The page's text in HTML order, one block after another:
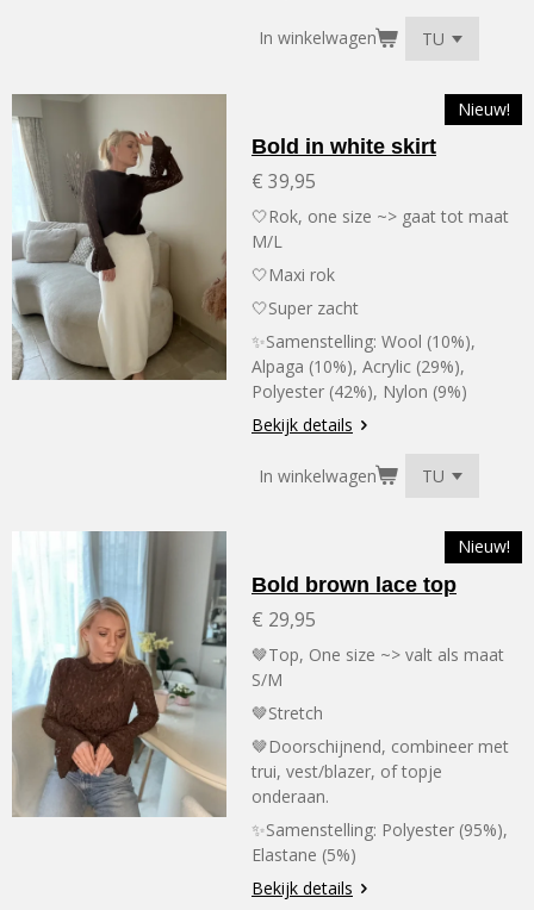
In winkelwagen
Nieuw!
Bold in white skirt
€ 39,95
🤍Rok, one size ~> gaat tot maat
M/L
🤍Maxi rok
🤍Super zacht
✨Samenstelling: Wool (10%),
Alpaga (10%), Acrylic (29%),
Polyester (42%), Nylon (9%)
Bekijk details
In winkelwagen
Nieuw!
Bold brown lace top
€ 29,95
🤎Top, One size ~> valt als maat
S/M
🤎Stretch
🤎Doorschijnend, combineer met
trui, vest/blazer, of topje
onderaan.
✨Samenstelling: Polyester (95%),
Elastane (5%)
Bekijk details